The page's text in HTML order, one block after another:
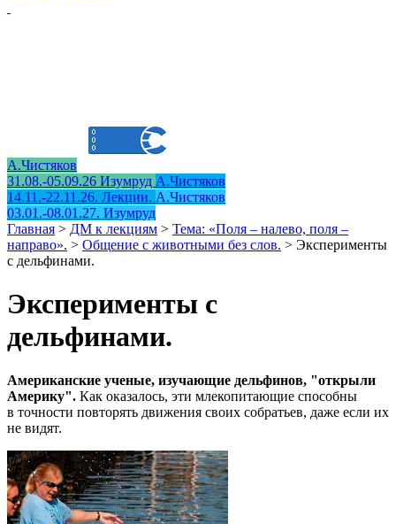
А.Чистяков
31.08.-05.09.26 Изумруд А.Чистяков
14.11.-22.11.26. Лекции. А.Чистяков
03.01.-08.01.27. Изумруд
Главная > ДМ к лекциям > Тема: «Поля – налево, поля –
направо». > Общение с животными без слов. > Эксперименты
с дельфинами.
Эксперименты с
дельфинами.
Американские ученые, изучающие дельфинов, "открыли
Америку". Как оказалось, эти млекопитающие способны
в точности повторять движения своих собратьев, даже если их
не видят.